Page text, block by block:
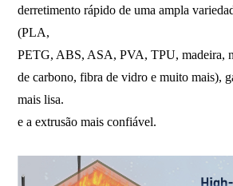
derretimento rápido de uma ampla
(PLA,
PETG, ABS, ASA, PVA, TPU, madeira,
de carbono, fibra de vidro e muito mais),
mais lisa.
e a extrusão mais confiável.